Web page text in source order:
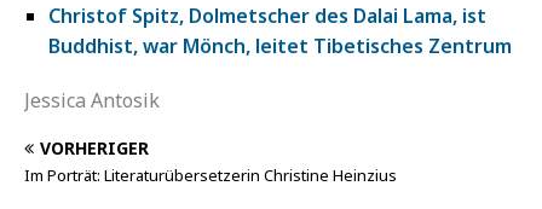
Christof Spitz, Dolmetscher des Dalai Lama, ist
Buddhist, war Mönch, leitet Tibetisches Zentrum
Jessica Antosik
VORHERIGER
Im Porträt: Literaturübersetzerin Christine Heinzius